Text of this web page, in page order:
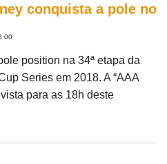
conquista a pole no
position na 34ª etapa da
Series em 2018. A “AAA
para as 18h deste